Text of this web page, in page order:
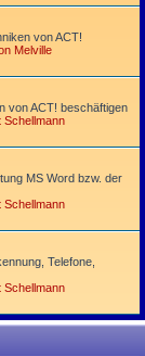
von ACT!
Melville
von ACT! beschäftigen
Schellmann
MS Word bzw. der
Schellmann
Telefone,
Schellmann